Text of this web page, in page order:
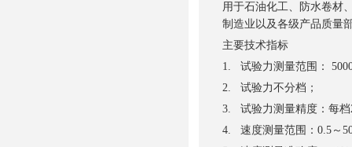
用于石油化工、防水卷材
制造业以及各级产品质量
主要技术指标
1. 试验力测量范围：
2. 试验力不分档；
3. 试验力测量精度：每档
4. 速度测量范围：0.5～